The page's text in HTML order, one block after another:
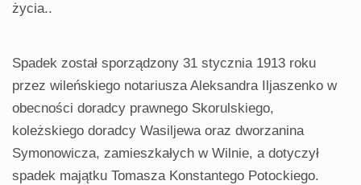
życia..
Spadek został sporządzony 31 stycznia 1913 roku
przez wileńskiego notariusza Aleksandra Iljaszenko w
obecności doradcy prawnego Skorulskiego,
koleżskiego doradcy Wasiljewa oraz dworzanina
Symonowicza, zamieszkałych w Wilnie, a dotyczył
spadek majątku Tomasza Konstantego Potockiego.